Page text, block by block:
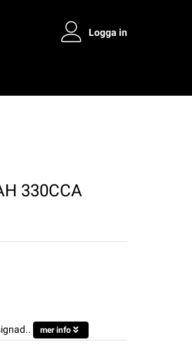
Logga in
330CCA
mer info